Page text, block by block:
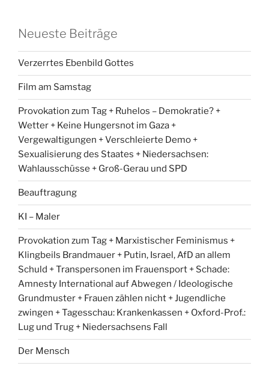
Neueste Beiträge
Verzerrtes Ebenbild Gottes
Film am Samstag
Provokation zum Tag + Ruhelos – Demokratie? +
Wetter + Keine Hungersnot im Gaza +
Vergewaltigungen + Verschleierte Demo +
Sexualisierung des Staates + Niedersachsen:
Wahlausschüsse + Groß-Gerau und SPD
Beauftragung
KI – Maler
Provokation zum Tag + Marxistischer Feminismus +
Klingbeils Brandmauer + Putin, Israel, AfD an allem
Schuld + Transpersonen im Frauensport + Schade:
Amnesty International auf Abwegen / Ideologische
Grundmuster + Frauen zählen nicht + Jugendliche
zwingen + Tagesschau: Krankenkassen + Oxford-Prof.:
Lug und Trug + Niedersachsens Fall
Der Mensch